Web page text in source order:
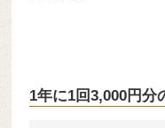
1年に1回3,000円分